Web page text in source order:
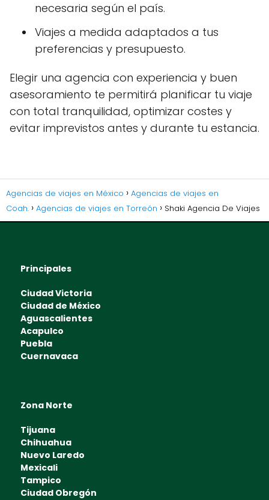
necesaria según el país.
Viajes a medida adaptados a tus
preferencias y presupuesto.
Elegir una agencia con experiencia y buen
asesoramiento te permitirá planificar tu viaje
con total tranquilidad, optimizar costes y
evitar imprevistos antes y durante tu estancia.
Agencias de viajes en México
Agencias de viajes en
Coah.
Agencias de viajes en Torreón Shaki Agencia De Viajes
Principales
Ciudad Victoria
Ciudad de México
Aguascalientes
Acapulco
Puebla
Cuernavaca
Zona Norte
Tijuana
Chihuahua
Nuevo Laredo
Mexicali
Tampico
Ciudad Obregón